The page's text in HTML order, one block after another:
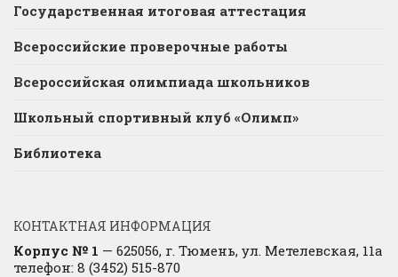
Государственная итоговая аттестация
Всероссийские проверочные работы
Всероссийская олимпиада школьников
Школьный спортивный клуб «Олимп»
Библиотека
КОНТАКТНАЯ ИНФОРМАЦИЯ
Корпус № 1 — 625056, г. Тюмень, ул. Метелевская, 11а
телефон: 8 (3452) 515-870